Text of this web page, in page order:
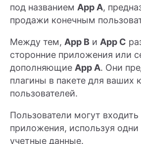
под названием App A,
продажи конечным
Между тем, App B и App C
сторонние приложения или
дополняющие App A. Они
плагины в пакете для ваших
пользователей.
Пользователи могут входить
приложения, используя
учетные данные.